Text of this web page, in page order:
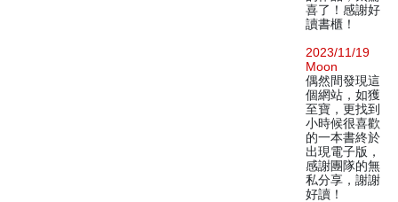
喜了！感謝好
讀書櫃！
2023/11/19
Moon
偶然間發現這
個網站，如獲
至寶，更找到
小時候很喜歡
的一本書終於
出現電子版，
感謝團隊的無
私分享，謝謝
好讀！